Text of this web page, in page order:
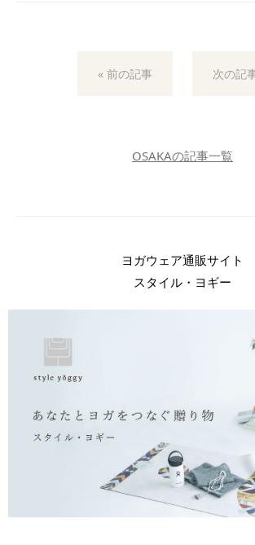
« 前の記事 次の記
OSAKAの記事一覧
ヨガウェア通販サイト
スタイル・ヨギー